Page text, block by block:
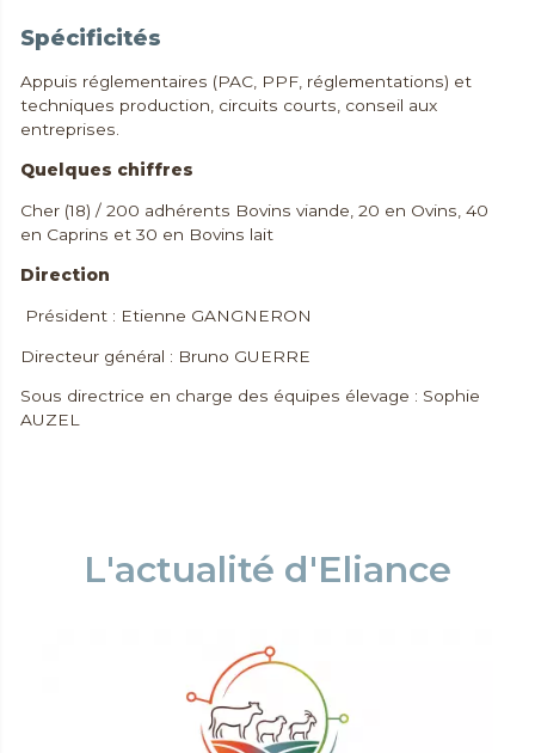
Spécificités
Appuis réglementaires (PAC, PPF, réglementations) et
techniques production, circuits courts, conseil aux
entreprises.
Quelques chiffres
Cher (18) / 200 adhérents Bovins viande, 20 en Ovins, 40
en Caprins et 30 en Bovins lait
Direction
Président : Etienne GANGNERON
Directeur général : Bruno GUERRE
Sous directrice en charge des équipes élevage : Sophie
AUZEL
L'actualité d'Eliance